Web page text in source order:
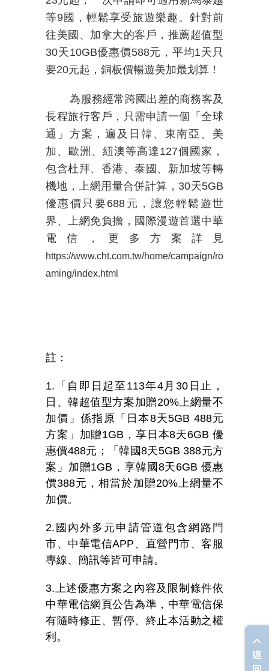
等9 國，輕鬆享受旅遊樂趣。針對前
往美國、加拿大的客戶，推薦超值型
30天10GB優惠價588元，平均1天只
要20元起，銅板價暢遊美加最划算！
為服務經常跨國出差的商務客及
長程旅行客戶，只需申請一個「全球
通」方案，遍及日韓、東南亞、美
加、歐洲、紐澳等高達 127個國家，
包含杜拜、香港、泰國、新加坡等轉
機地，上網用量合併計算， 30天5GB
優惠價只要688 元，讓您輕鬆遊世
界、上網免負擔，國際漫遊首選中華
電信，更多方案詳見
https://www.cht.com.tw/home/campaign/ro
aming/index.html
註：
1. 「自即日起至 113年4月30 日止，
日、韓超值型方案加贈20%上網量不
加價」係指原「日本8天5GB 488元
方案」加贈1GB ，享日本8天6GB優
惠價488元；「韓國8天5GB 388元方
案」加贈1GB ，享韓國 8天6GB優惠
價388元，相當於加贈20%上網量不
加價。
2. 國內外多元申請管道包含網路門
市、中華電信APP 、直營門市、客服
專線、簡訊等皆可申請。
3.上述優惠方案之內容及限制條件依
中華電信網頁公告為準，中華電信保
有隨時修正、暫停、終止本活動之權
利。
返